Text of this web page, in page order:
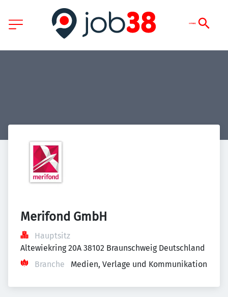
Merifond GmbH
Hauptsitz
Altewiekring 20A 38102 Braunschweig Deutschland
Branche
Medien, Verlage und Kommunikation